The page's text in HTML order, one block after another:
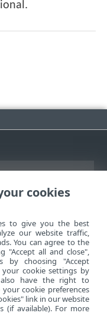
de ESET
cookies
to give you the best
our website traffic,
You can agree to the
"Accept all and close",
by choosing "Accept
cookie settings by
also have the right to
cookie preferences
link in our website
(if available). For more